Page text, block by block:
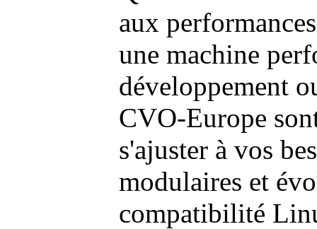
aux
une machine
développement
CVO-Europe
s'ajuster à vos
modulaires et
compatibilité